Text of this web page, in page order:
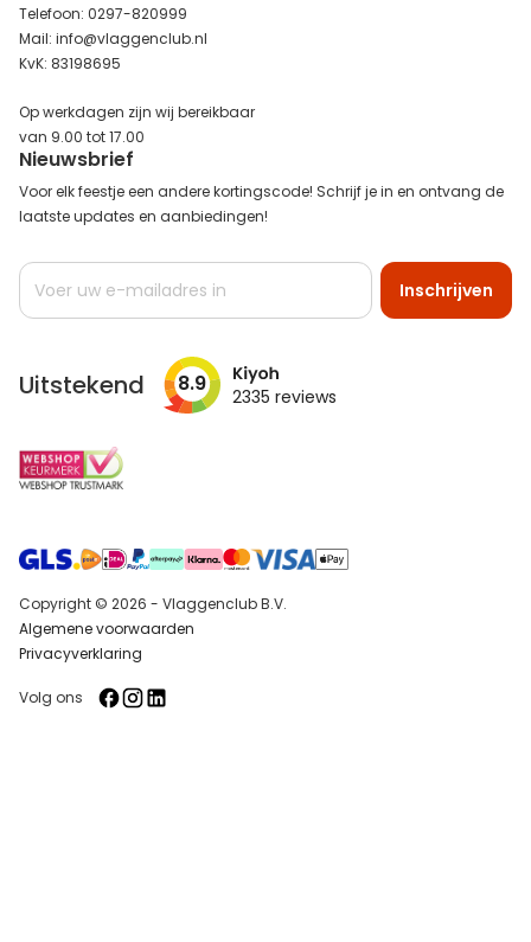
Telefoon: 0297-820999
Mail: info@vlaggenclub.nl
KvK: 83198695
Op werkdagen zijn wij bereikbaar
van 9.00 tot 17.00
Nieuwsbrief
Voor elk feestje een andere kortingscode! Schrijf je in en ontvang de
laatste updates en aanbiedingen!
Abonneer
op
Inschrijven
Uitstekend 8.9 2335 reviews
Copyright © 2026 - Vlaggenclub B.V.
Algemene voorwaarden
Privacyverklaring
Volg ons